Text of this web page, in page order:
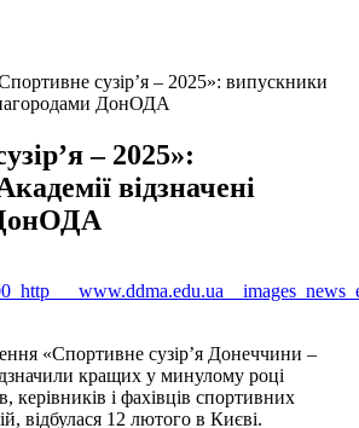
сузір’я – 2025»: випускники
нагородами ДонОДА
– 2025»:
відзначені
«Спортивне сузір’я Донеччини –
кращих у минулому році
керівників і фахівців спортивних
відбулася 12 лютого в Києві.